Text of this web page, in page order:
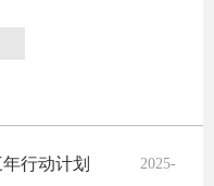
行动计划
2025-